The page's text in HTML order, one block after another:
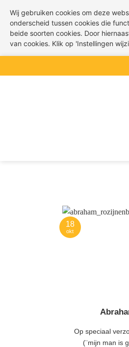
naar
Op speciaal
(¨mijn man is
18
okt
Wij gebruiken cookies om deze
onderscheid tussen cookies die
beide soorten cookies. Door
van cookies. Klik op 'Instellingen